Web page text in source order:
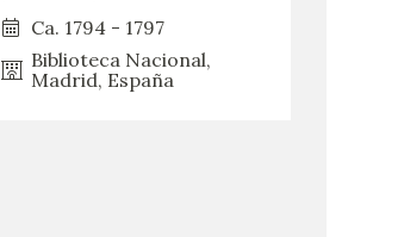
Ca. 1794 - 1797
Biblioteca Nacional,
Madrid, España